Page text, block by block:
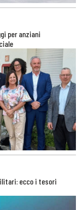
per anziani
ecco i tesori